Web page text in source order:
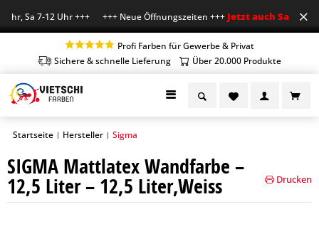
Sa 7-12 Uhr +++ +++ Neue Öffnungszeiten +++Jetzt auch Sa
Profi Farben für Gewerbe & Privat
Sichere & schnelle Lieferung
Über 20.000 Produkte
Startseite | Hersteller | Sigma
SIGMA Mattlatex Wandfarbe –
12,5 Liter – 12,5 Liter,Weiss Drucken